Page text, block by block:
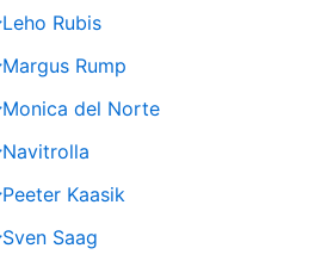
Leho Rubis
Margus Rump
Monica del Norte
Navitrolla
Peeter Kaasik
Sven Saag